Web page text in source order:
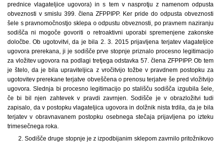
prednice vlagateljice ugovora) in s tem v nasprotju z namenom odpusta
obveznosti v smislu 399. člena ZFPPIPP. Ker pride do odpusta obveznosti
šele s pravnomočnostjo sklepa o odpustu obveznosti, po pravnem naziranju
sodišča ni mogoče govoriti o retroaktivni uporabi spremenjene zakonske
določbe. Ob ugotovitvi, da je bila 2. 3. 2015 prijavljena terjatev vlagateljice
ugovora prerekana, ji je sodišče prve stopnje priznalo procesno legitimacijo
za vložitev ugovora na podlagi tretjega odstavka 57. člena ZFPPIPP. Ob tem
je štelo, da je bila upraviteljica z vročitvijo tožbe v pravdnem postopku za
ugotovitev prerekane terjatve obveščena o prenosu terjatve še pred vložitvijo
ugovora. Slednja bi procesno legitimacijo po stališču sodišča izgubila šele,
če bi bil njen zahtevek v pravdi zavrnjen. Sodišče je v obrazložitvi tudi
zapisalo, da v postopku vlagateljica ugovora in dolžnik nista trdila, da je bila
terjatev v obravnavanem postopku osebnega stečaja prijavljena po izteku
trimesečnega roka.
2. Sodišče druge stopnje je z izpodbijanim sklepom zavrnilo pritožnikovo